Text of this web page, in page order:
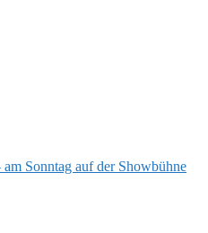
Sonntag auf der Showbühne